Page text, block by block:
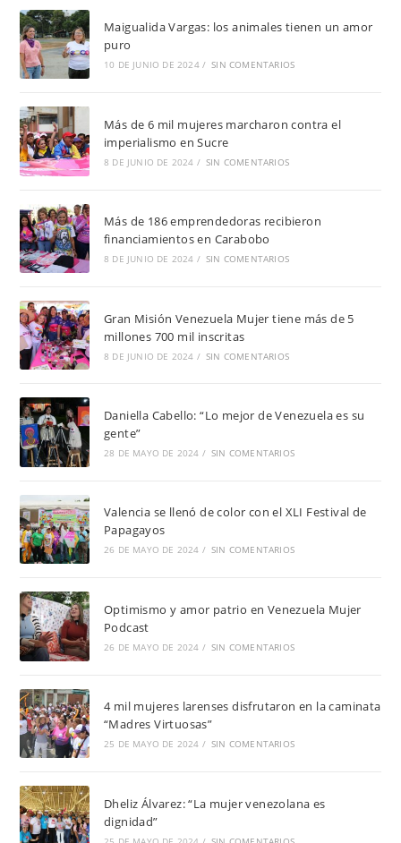
Maigualida Vargas: los animales tienen un amor
puro
10 DE JUNIO DE 2024 / SIN COMENTARIOS
Más de 6 mil mujeres marcharon contra el
imperialismo en Sucre
8 DE JUNIO DE 2024 / SIN COMENTARIOS
Más de 186 emprendedoras recibieron
financiamientos en Carabobo
8 DE JUNIO DE 2024 / SIN COMENTARIOS
Gran Misión Venezuela Mujer tiene más de 5
millones 700 mil inscritas
8 DE JUNIO DE 2024 / SIN COMENTARIOS
Daniella Cabello: “Lo mejor de Venezuela es su
gente”
28 DE MAYO DE 2024 / SIN COMENTARIOS
Valencia se llenó de color con el XLI Festival de
Papagayos
26 DE MAYO DE 2024 / SIN COMENTARIOS
Optimismo y amor patrio en Venezuela Mujer
Podcast
26 DE MAYO DE 2024 / SIN COMENTARIOS
4 mil mujeres larenses disfrutaron en la caminata
“Madres Virtuosas”
25 DE MAYO DE 2024 / SIN COMENTARIOS
Dheliz Álvarez: “La mujer venezolana es
dignidad”